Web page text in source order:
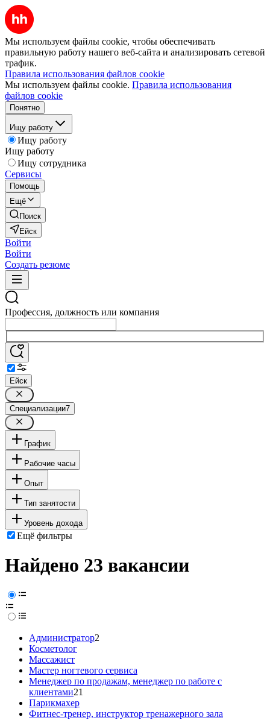
Мы используем файлы cookie, чтобы обеспечивать
правильную работу нашего веб-сайта и анализировать сетевой
трафик.
Правила использования файлов cookie
Мы используем файлы cookie. Правила использования
файлов cookie
Понятно
Ищу работу
Ищу работу
Ищу работу
Ищу сотрудника
Сервисы
Помощь
Ещё
Поиск
Ейск
Войти
Войти
Создать резюме
Профессия, должность или компания
Ейск
Специализации7
График
Рабочие часы
Опыт
Тип занятости
Уровень дохода
Ещё фильтры
Найдено 23 вакансии
Администратор2
Косметолог
Массажист
Мастер ногтевого сервиса
Менеджер по продажам, менеджер по работе с
клиентами21
Парикмахер
Фитнес-тренер, инструктор тренажерного зала